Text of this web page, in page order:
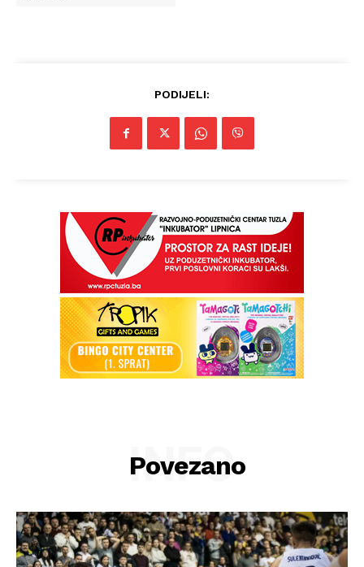
PODIJELI:
Povezano
INFO